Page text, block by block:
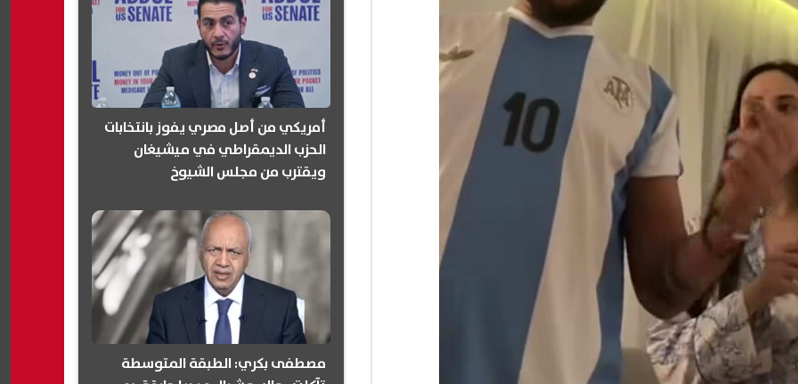
أمريكي من أصل مصري يفوز بانتخابات
الحزب الديمقراطي في ميشيغان
ويقترب من مجلس الشيوخ
مصطفى بكري: الطبقة المتوسطة